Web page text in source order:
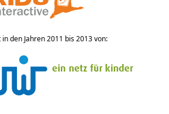
den Jahren 2011 bis 2013 von: